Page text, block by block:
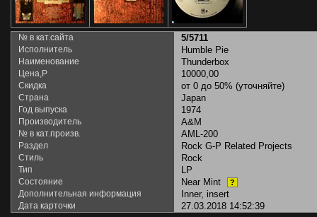
№ в кат.сайта 5/5711
Исполнитель Humble Pie
Наименование Thunderbox
Цена,Р 10000,00
Скидка от 0 до 50% (уточняйте)
Страна Japan
Год выпуска 1974
Производитель A&M
№ в кат.произв. AML-200
Раздел Rock G-P Related Projects
Стиль Rock
Тип LP
Состояние Near Mint ?
Дополнительная информация Inner, insert
Дата карточки 27.03.2018 14:52:39